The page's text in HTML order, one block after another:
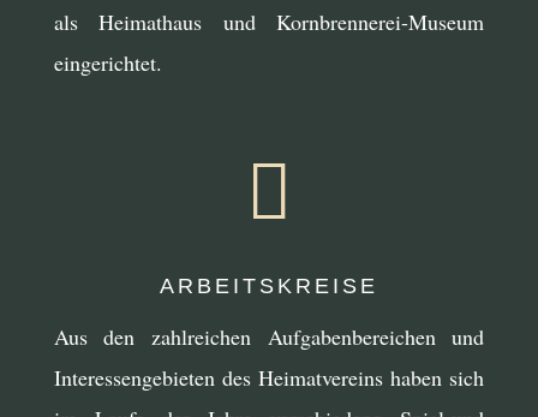
als Heimathaus und Kornbrennerei-Museum
eingerichtet.

ARBEITSKREISE
Aus den zahlreichen Aufgabenbereichen und
Interessengebieten des Heimatvereins haben sich